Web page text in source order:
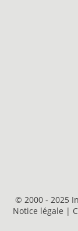
© 2000 - 2025
Notice légale |